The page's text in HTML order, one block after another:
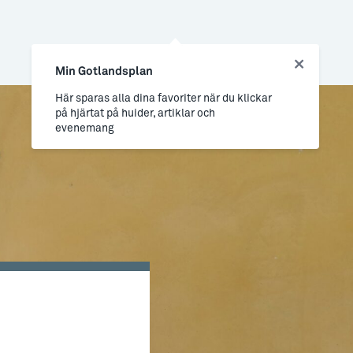
Min Gotlandsplan
Här sparas alla dina favoriter när du klickar
på hjärtat på huider, artiklar och
evenemang